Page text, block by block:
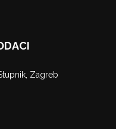
Zagreb